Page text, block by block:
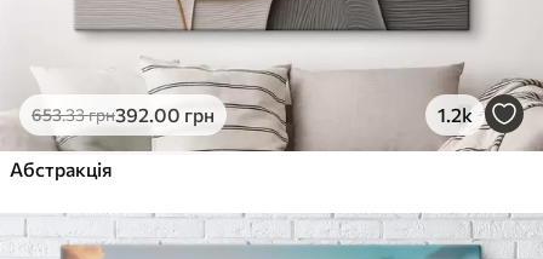
653.33грн392.00 грн 1.2k
Абстракція